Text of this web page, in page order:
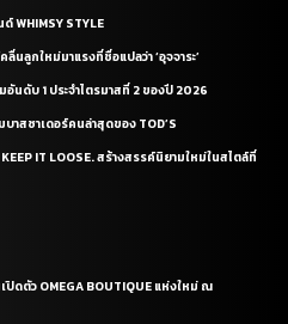
WHIMSY STYLE
นลูกใหม่มาแรงที่ชื่อแปลว่า ‘อุจจาระ’
นดับ 1 ประจำไตรมาสที่ 2 ของปี 2026
าสซาเดอร์คนล่าสุดของ TOD’S
IT LOOSE. สร้างสรรค์นิยามใหม่ในสไตล์ที่
ดตัว OMEGA BOUTIQUE แห่งใหม่ ณ